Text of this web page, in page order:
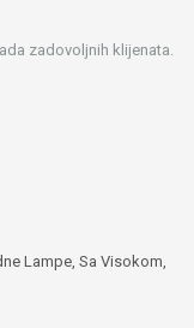
zadovoljnih klijenata.
Lampe, Sa Visokom,